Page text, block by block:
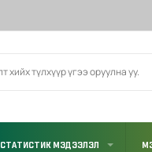
СТАТИСТИК МЭДЭЭЛЭЛ